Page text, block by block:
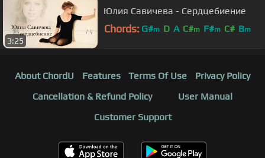
3:25
Юлия Савичева - Сердцебиение
Chords: G#m D A C#m F#m C# Bm
About ChordU Features Terms Of Use
Privacy Policy
Cancellation & Refund Policy
User Manual
Customer Support